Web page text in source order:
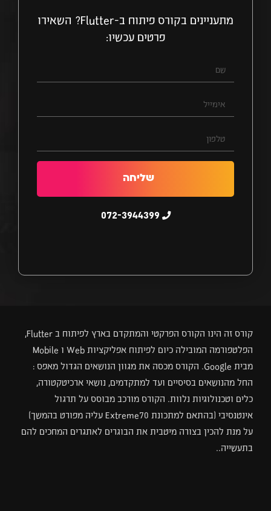
מתעניינים בקורס פיתוח ב-Flutter? השאירו
פרטים עכשיו:
שם
אימייל
טלפון
שליחה
קורס זה הינו הקורס הפרקטי והמתקדם בארץ לפיתוח ב Flutter,
הפלטפורמה המובילה כיום לפיתוח אפליקציות Web ו Mobile
מבית Google. הקורס מכסה את מגוון הנושאים הגדול מאפס :
החל מהנושאים בסיסיים ועד למתקדמים, נושאי ארכיטקטורה,
כלים וטכנולוגיות נלוות. הקורס מורכב מבוסס על תרגול
אינטנסיבי (בהתאם למתכונת Extreme70 עליה מפורט בהמשך)
על מנת להכין בצורה מיטבית את הבוגרים לאתגרים המחכים להם
בתעשייה..